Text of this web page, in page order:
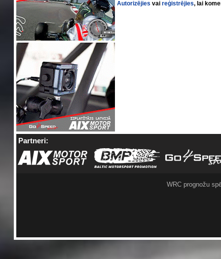
Autorizējies vaireģistrējies, lai
Partneri:
WRC prognožu